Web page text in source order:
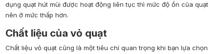
dụng quạt hút mùi được hoạt động liên tục thì mức độ ồn của quạt
nên ở mức thấp hơn.
Chất liệu của vỏ quạt
Chất liệu vỏ quạt cũng là một tiêu chí quan trọng khi bạn lựa chọn